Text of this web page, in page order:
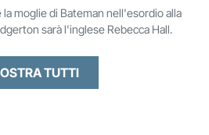
moglie di Bateman nell'esordio alla
sarà l'inglese Rebecca Hall.
TUTTI